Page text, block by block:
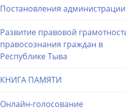
Постановления администрации
Развитие правовой
правосознания граждан в
Республике Тыва
КНИГА ПАМЯТИ
Онлайн-голосование